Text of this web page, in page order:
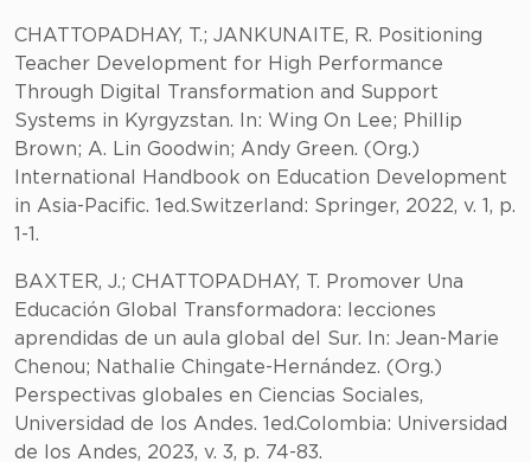
CHATTOPADHAY, T.; JANKUNAITE, R. Positioning
Teacher Development for High Performance
Through Digital Transformation and Support
Systems in Kyrgyzstan. In: Wing On Lee; Phillip
Brown; A. Lin Goodwin; Andy Green. (Org.)
International Handbook on Education Development
in Asia-Pacific. 1ed.Switzerland: Springer, 2022, v. 1, p.
1-1.
BAXTER, J.; CHATTOPADHAY, T. Promover Una
Educación Global Transformadora: lecciones
aprendidas de un aula global del Sur. In: Jean-Marie
Chenou; Nathalie Chingate-Hernández. (Org.)
Perspectivas globales en Ciencias Sociales,
Universidad de los Andes. 1ed.Colombia: Universidad
de los Andes, 2023, v. 3, p. 74-83.